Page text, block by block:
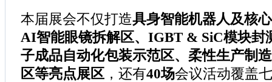
本届展会不仅打造具身智能机器人及核
AI智能眼镜拆解区、IGBT & SiC模块封
子成品自动化包装示范区、柔性生产制
区等亮点展区 ，还有40场会议活动覆盖